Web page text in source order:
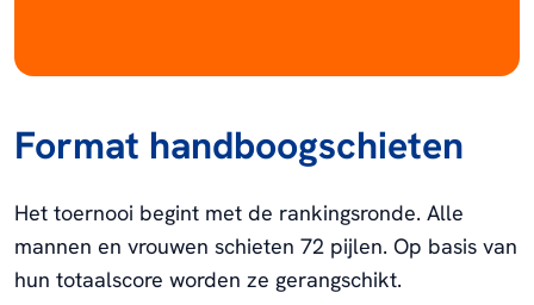
Format handboogschieten
Het toernooi begint met de rankingsronde. Alle
mannen en vrouwen schieten 72 pijlen. Op basis van
hun totaalscore worden ze gerangschikt.